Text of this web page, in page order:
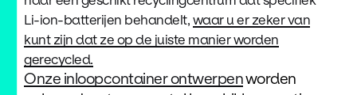
Li-ion-batterijen behandelt,waar u er zeker van
kunt zijn dat ze op de juiste manier worden
gerecycled.
Onze inloopcontainer ontwerpenworden